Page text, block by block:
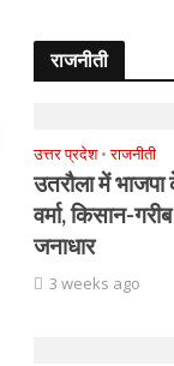
राजनीती
उत्तर प्रदेश • राजनीती
उतरौला में
वर्मा, किसान-
जनाधार
3 weeks ago